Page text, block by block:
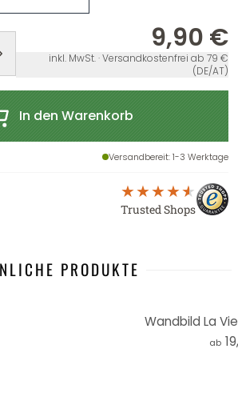
9,90 €
inkl. MwSt. · Versandkostenfrei ab 79 €
(DE/AT)
In den Warenkorb
Versandbereit: 1-3 Werktage
Trusted Shops
PRODUKTE
Wandbild La
ab